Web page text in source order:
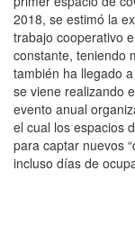
2018, se estimó la
trabajo cooperativo
constante, teniendo
también ha llegado
se viene realizando
evento anual
el cual los espacios
para captar nuevos
incluso días de